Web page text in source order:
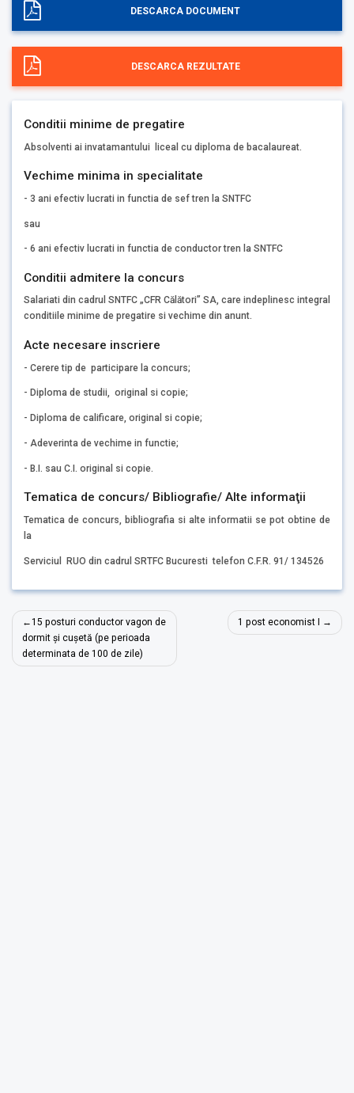
DESCARCA DOCUMENT
DESCARCA REZULTATE
Conditii minime de pregatire
Absolventi ai invatamantului liceal cu diploma de bacalaureat.
Vechime minima in specialitate
- 3 ani efectiv lucrati in functia de sef tren la SNTFC
sau
- 6 ani efectiv lucrati in functia de conductor tren la SNTFC
Conditii admitere la concurs
Salariati din cadrul SNTFC „CFR Călători” SA, care indeplinesc integral
conditiile minime de pregatire si vechime din anunt.
Acte necesare inscriere
- Cerere tip de participare la concurs;
- Diploma de studii, original si copie;
- Diploma de calificare, original si copie;
- Adeverinta de vechime in functie;
- B.I. sau C.I. original si copie.
Tematica de concurs/ Bibliografie/ Alte informaţii
Tematica de concurs, bibliografia si alte informatii se pot obtine de
la
Serviciul RUO din cadrul SRTFC Bucuresti telefon C.F.R. 91/ 134526
Navigare
în
articole
15 posturi conductor vagon de
dormit și cușetă (pe perioada
determinata de 100 de zile)
1 post economist I